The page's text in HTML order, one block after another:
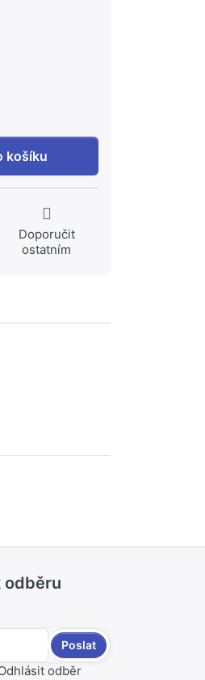
#1202-06 k 1 805 Kč, množství 1.
košíku
Doporučit
ostatním
odběru
Poslat
odběr